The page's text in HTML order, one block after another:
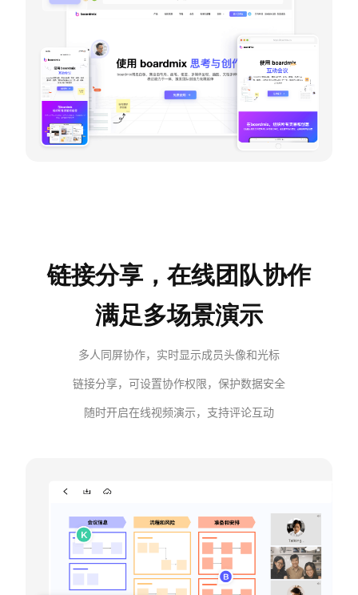
链接分享，在线团队协作
满足多场景演示
多人同屏协作，实时显示成员头像和光标
链接分享，可设置协作权限，保护数据安全
随时开启在线视频演示，支持评论互动